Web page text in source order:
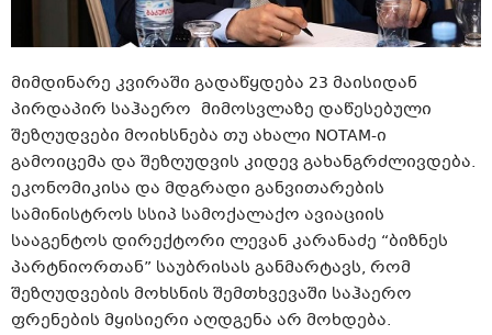
მიმდინარე კვირაში გადაწყდება 23 მაისიდან
პირდაპირ საჰაერო მიმოსვლაზე დაწესებული
შეზღუდვები მოიხსნება თუ ახალი NOTAM-ი
გამოიცემა და შეზღუდვის კიდევ გახანგრძლივდება.
ეკონომიკისა და მდგრადი განვითარების
სამინისტროს სსიპ სამოქალაქო ავიაციის
სააგენტოს დირექტორი ლევან კარანაძე “ბიზნეს
პარტნიორთან” საუბრისას განმარტავს, რომ
შეზღუდვების მოხსნის შემთხვევაში საჰაერო
ფრენების მყისიერი აღდგენა არ მოხდება.